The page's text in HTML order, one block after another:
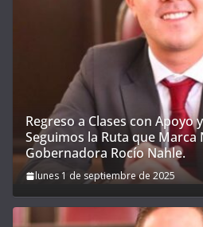
Regreso a Clases con Apoyo
Seguimos la Ruta que Marca
Gobernadora Rocío Nahle.
lunes 1 de septiembre de 2025